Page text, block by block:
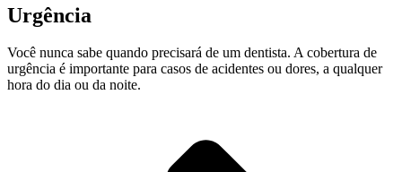
Urgência
Você nunca sabe quando precisará de um dentista. A cobertura de
urgência é importante para casos de acidentes ou dores, a qualquer
hora do dia ou da noite.